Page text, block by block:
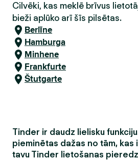
Cilvēki, kas meklē brīvus
bieži aplūko arī šīs pilsētas.
Berlīne
Hamburga
Minhene
Frankfurte
Štutgarte
Tinder ir daudz lielisku
pieminētas dažas no tām, kas
tavu Tinder lietošanas